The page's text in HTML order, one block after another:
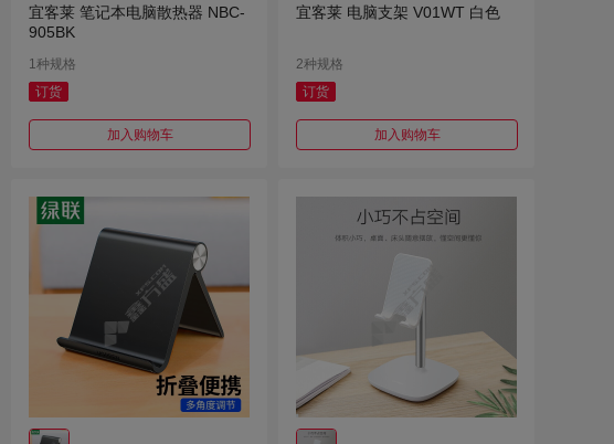
宜客莱 笔记本电脑散热器 NBC-
905BK
1种规格
订货
加入购物车
宜客莱 电脑支架 V01WT 白色
2种规格
订货
加入购物车